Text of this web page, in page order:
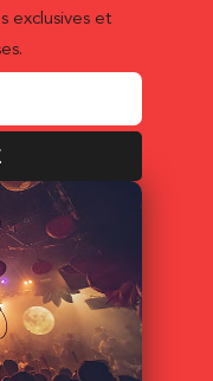
exclusives et